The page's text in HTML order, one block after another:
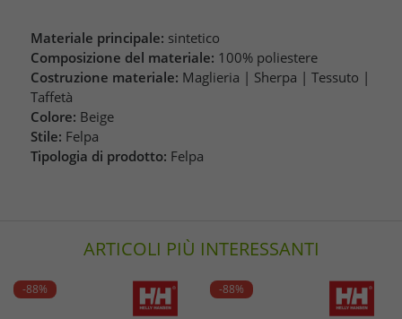
Materiale principale: sintetico
Composizione del materiale: 100% poliestere
Costruzione materiale: Maglieria | Sherpa | Tessuto |
Taffetà
Colore: Beige
Stile: Felpa
Tipologia di prodotto: Felpa
ARTICOLI PIÙ INTERESSANTI
-88% -88%